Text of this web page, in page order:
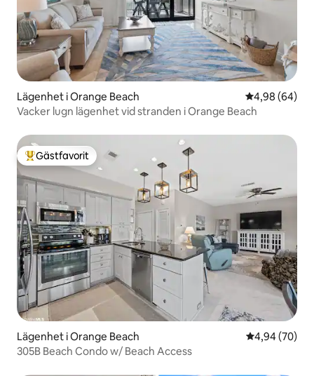
Lägenhet i Orange Beach 4,98 av 5 i
4,98 (64)
Vacker lugn lägenhet vid stranden i Orange Beach
Populär gästfavorit
Gästfavorit
Lägenhet i Orange Beach 4,94 av 5 i
4,94 (70)
305B Beach Condo w/ Beach Access